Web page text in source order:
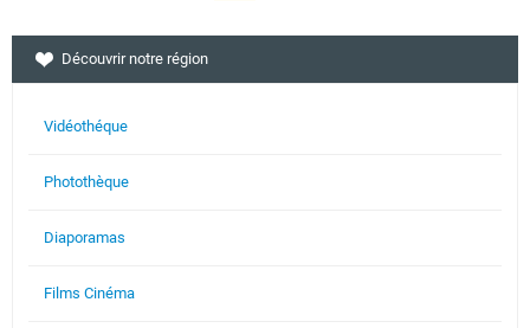
Découvrir notre région
Vidéothéque
Photothèque
Diaporamas
Films Cinéma